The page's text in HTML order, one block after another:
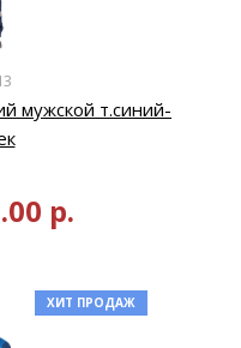
мужской т.синий-
р.
ХИТ ПРОДАЖ